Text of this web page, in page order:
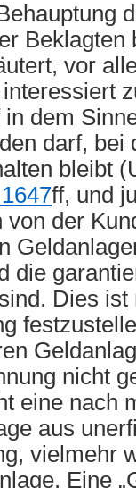
Beklagten
vor
interessiert
dem
darf, bei
bleibt
ff, und
der
die
Dies
nicht
eine nach
aus
vielmehr
Eine